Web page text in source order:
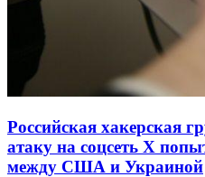
Российская хакерская
атаку на соцсеть Х
между США и Украиной